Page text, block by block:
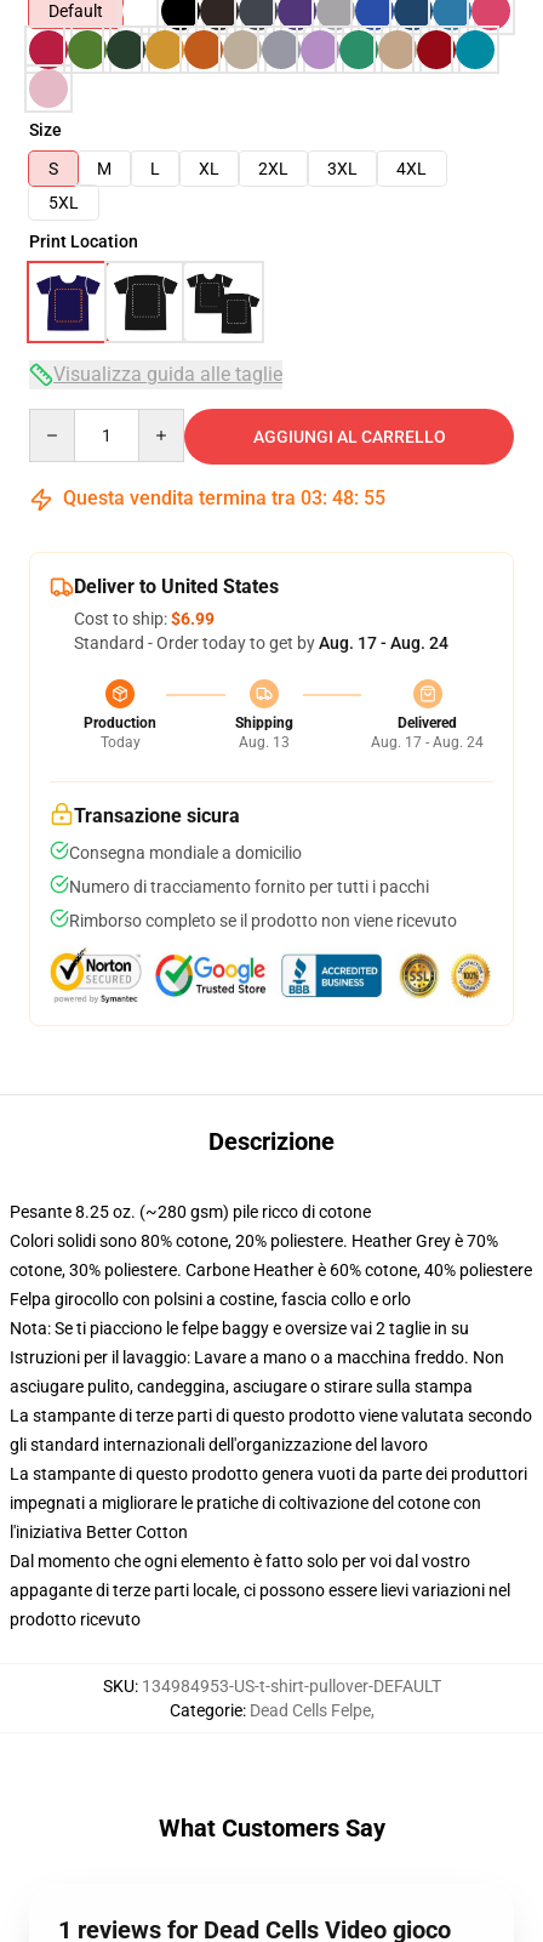
Default
Size
S
M L XL 2XL 3XL
4XL
5XL
Print Location
Visualizza guida alle taglie
AGGIUNGI AL CARRELLO
Questa vendita termina tra 03: 48: 54
Deliver to United States
Cost to ship:$6.99
Standard - Order today to get byAug. 17 - Aug. 24
Production
Today
Shipping
Aug. 13
Delivered
Aug. 17 - Aug. 24
Transazione sicura
Consegna mondiale a domicilio
Numero di tracciamento fornito per tutti i pacchi
Rimborso completo se il prodotto non viene ricevuto
Descrizione
Pesante 8.25 oz. (~280 gsm) pile ricco di cotone
Colori solidi sono 80% cotone, 20% poliestere. Heather Grey è 70%
cotone, 30% poliestere. Carbone Heather è 60% cotone, 40% poliestere
Felpa girocollo con polsini a costine, fascia collo e orlo
Nota: Se ti piacciono le felpe baggy e oversize vai 2 taglie in su
Istruzioni per il lavaggio: Lavare a mano o a macchina freddo. Non
asciugare pulito, candeggina, asciugare o stirare sulla stampa
La stampante di terze parti di questo prodotto viene valutata secondo
gli standard internazionali dell'organizzazione del lavoro
La stampante di questo prodotto genera vuoti da parte dei produttori
impegnati a migliorare le pratiche di coltivazione del cotone con
l'iniziativa Better Cotton
Dal momento che ogni elemento è fatto solo per voi dal vostro
appagante di terze parti locale, ci possono essere lievi variazioni nel
prodotto ricevuto
SKU: 134984953-US-t-shirt-pullover-DEFAULT
Categorie: Dead Cells Felpe,
What Customers Say
1 reviews for Dead Cells Video gioco